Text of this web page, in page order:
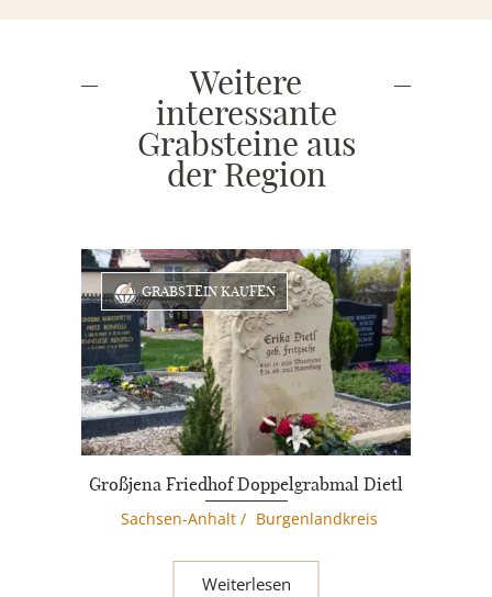
Weitere
interessante
Grabsteine aus
der Region
GRABSTEIN KAUFEN
Großjena Friedhof Doppelgrabmal Dietl
Sachsen-Anhalt/ Burgenlandkreis
Weiterlesen